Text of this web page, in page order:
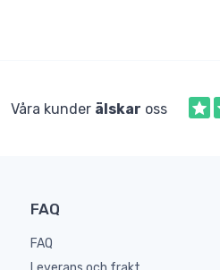
Våra kunder älskar oss
FAQ
FAQ